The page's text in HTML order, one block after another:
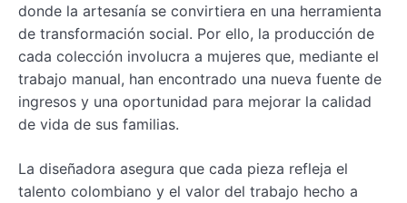
donde la artesanía se convirtiera en una herramienta
de transformación social. Por ello, la producción de
cada colección involucra a mujeres que, mediante el
trabajo manual, han encontrado una nueva fuente de
ingresos y una oportunidad para mejorar la calidad
de vida de sus familias.
La diseñadora asegura que cada pieza refleja el
talento colombiano y el valor del trabajo hecho a